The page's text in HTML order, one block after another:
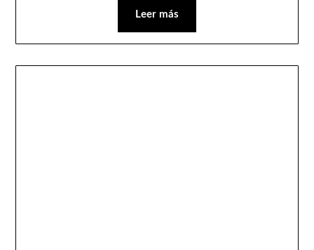
Leer más